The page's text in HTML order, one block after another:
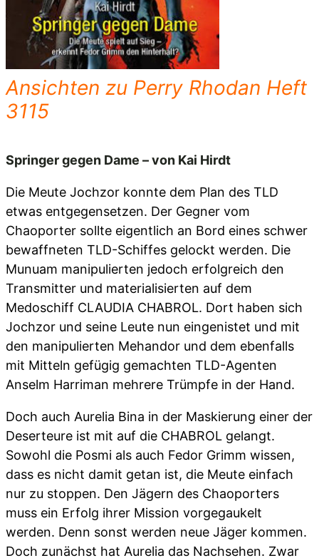
Ansichten zu Perry Rhodan Heft
3115
Springer gegen Dame – von Kai Hirdt
Die Meute Jochzor konnte dem Plan des TLD
etwas entgegensetzen. Der Gegner vom
Chaoporter sollte eigentlich an Bord eines schwer
bewaffneten TLD-Schiffes gelockt werden. Die
Munuam manipulierten jedoch erfolgreich den
Transmitter und materialisierten auf dem
Medoschiff CLAUDIA CHABROL. Dort haben sich
Jochzor und seine Leute nun eingenistet und mit
den manipulierten Mehandor und dem ebenfalls
mit Mitteln gefügig gemachten TLD-Agenten
Anselm Harriman mehrere Trümpfe in der Hand.
Doch auch Aurelia Bina in der Maskierung einer der
Deserteure ist mit auf die CHABROL gelangt.
Sowohl die Posmi als auch Fedor Grimm wissen,
dass es nicht damit getan ist, die Meute einfach
nur zu stoppen. Den Jägern des Chaoporters
muss ein Erfolg ihrer Mission vorgegaukelt
werden. Denn sonst werden neue Jäger kommen.
Doch zunächst hat Aurelia das Nachsehen. Zwar